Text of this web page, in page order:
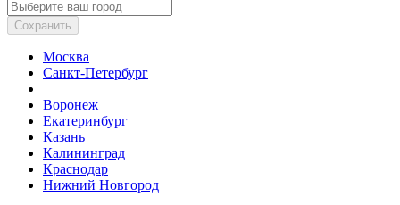
Сохранить
Москва
Санкт-Петербург
Воронеж
Екатеринбург
Казань
Калининград
Краснодар
Нижний Новгород